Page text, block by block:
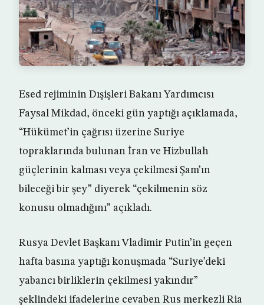
Esed rejiminin Dışişleri Bakanı Yardımcısı
Faysal Mikdad, önceki gün yaptığı açıklamada,
“Hükümet’in çağrısı üzerine Suriye
topraklarında bulunan İran ve Hizbullah
güçlerinin kalması veya çekilmesi Şam’ın
bileceği bir şey” diyerek “çekilmenin söz
konusu olmadığını” açıkladı.
Rusya Devlet Başkanı Vladimir Putin’in geçen
hafta basına yaptığı konuşmada “Suriye’deki
yabancı birliklerin çekilmesi yakındır”
şeklindeki ifadelerine cevaben Rus merkezli Ria